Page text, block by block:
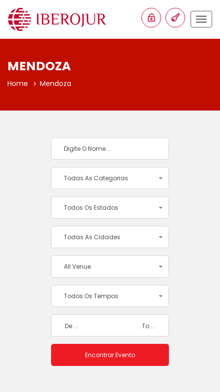
MENDOZA
Home Mendoza
Todas As Categorias
Todos Os Estados
Todas As Cidades
All Venue
Todos Os Tempos